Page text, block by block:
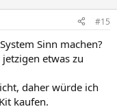
#15
Sinn machen?
etwas zu
daher würde ich
kaufen.